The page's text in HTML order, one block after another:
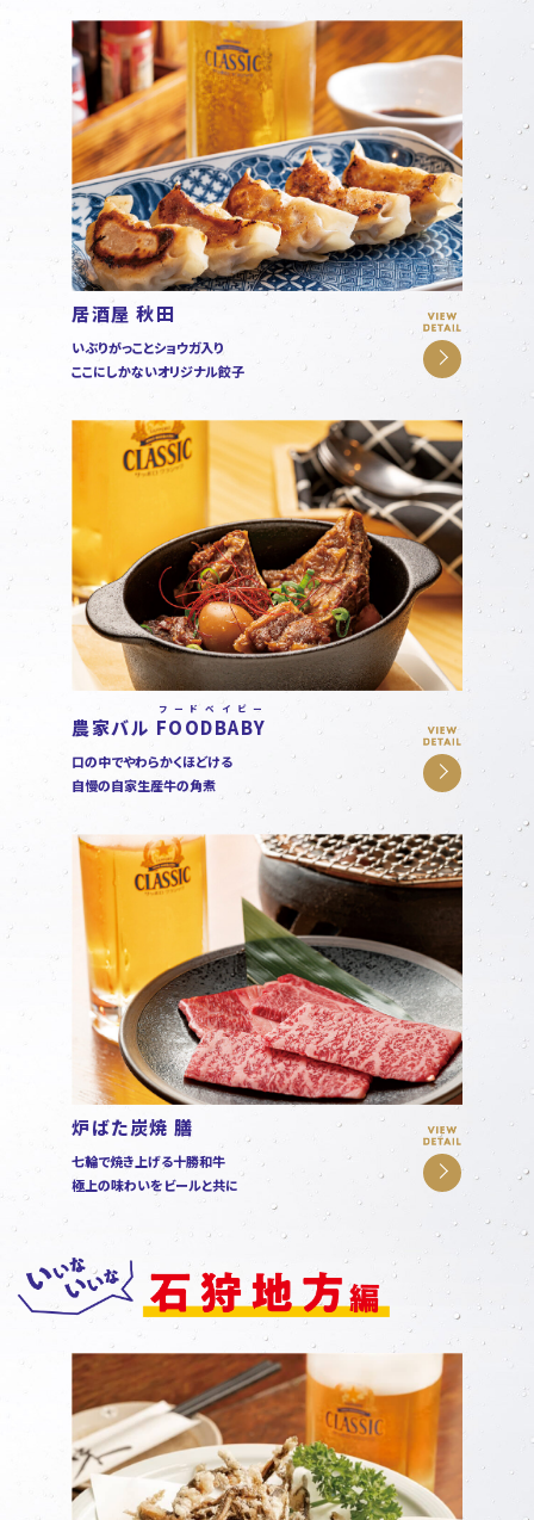
居酒屋 秋田
いぶりがっことショウガ入り
ここにしかないオリジナル餃子
農家バル FOODBABY
フードベイビー
口の中でやわらかくほどける
自慢の自家生産牛の角煮
炉ばた炭焼 膳
七輪で焼き上げる十勝和牛
極上の味わいをビールと共に